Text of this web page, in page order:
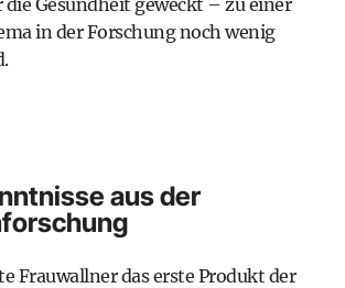
Gesundheit geweckt – zu einer
in der Forschung noch wenig
aus der
Frauwallner das erste Produkt der